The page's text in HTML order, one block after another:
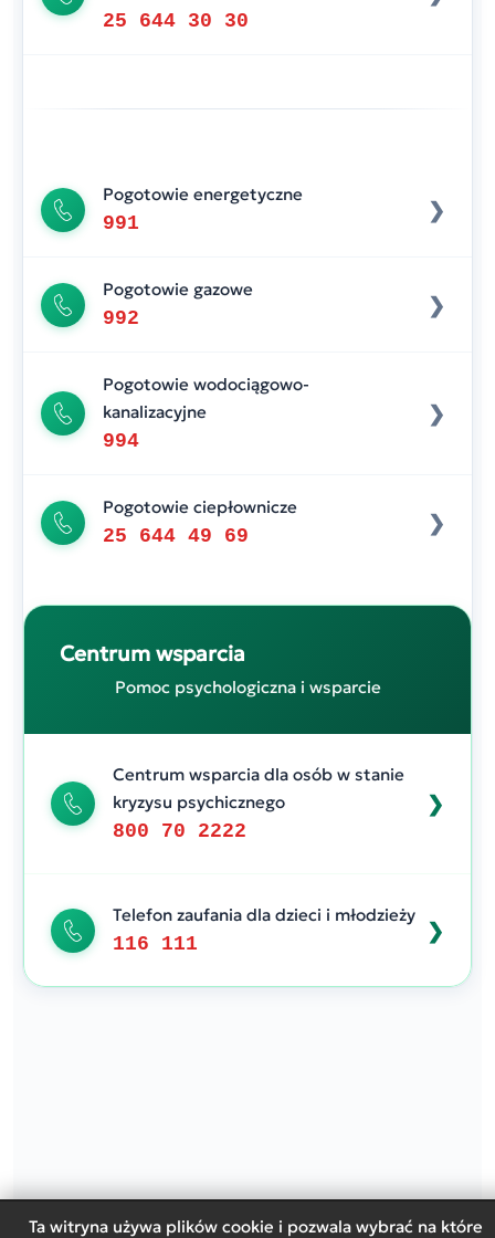
Ta witryna używa plików cookie i pozwala wybrać na które
25 644 30 30
Pogotowie energetyczne
991
Pogotowie gazowe
992
Pogotowie wodociągowo-
kanalizacyjne
994
Pogotowie ciepłownicze
25 644 49 69
Centrum wsparcia
Pomoc psychologiczna i wsparcie
Centrum wsparcia dla osób w stanie
kryzysu psychicznego
800 70 2222
Telefon zaufania dla dzieci i młodzieży
116 111